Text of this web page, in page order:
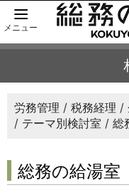
メニュー
労務管理 税務経理
テーマ別検討室
総
総務の給湯室